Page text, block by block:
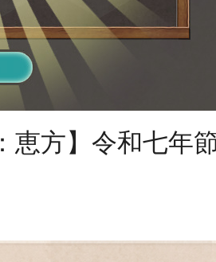
恵方】令和七年